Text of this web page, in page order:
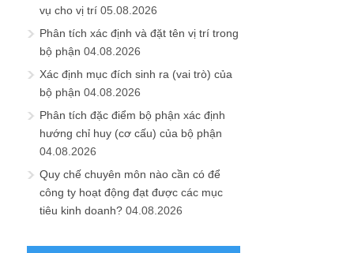
vụ cho vị trí 05.08.2026
Phân tích xác định và đặt tên vị trí trong
bộ phận 04.08.2026
Xác định mục đích sinh ra (vai trò) của
bộ phận 04.08.2026
Phân tích đặc điểm bộ phận xác định
hướng chỉ huy (cơ cấu) của bộ phận
04.08.2026
Quy chế chuyên môn nào cần có để
công ty hoạt động đạt được các mục
tiêu kinh doanh? 04.08.2026